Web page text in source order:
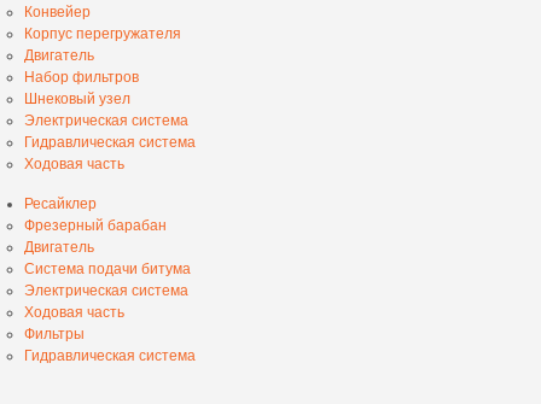
Конвейер
Корпус перегружателя
Двигатель
Набор фильтров
Шнековый узел
Электрическая система
Гидравлическая система
Ходовая часть
Ресайклер
Фрезерный барабан
Двигатель
Система подачи битума
Электрическая система
Ходовая часть
Фильтры
Гидравлическая система